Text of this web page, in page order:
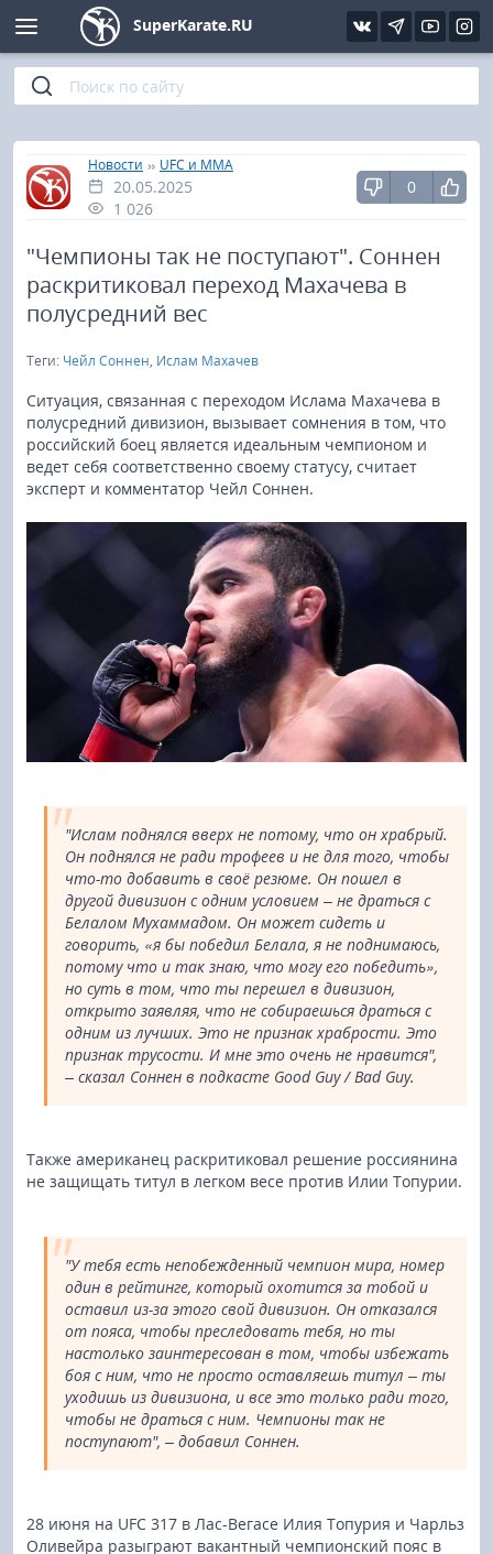
SuperKarate.RU
Главная
»
Новости » UFC и MMA
20.05.2025
1 026
0
"Чемпионы так не поступают". Соннен
раскритиковал переход Махачева в
полусредний вес
Теги: Чейл Соннен, Ислам Махачев
Ситуация, связанная с переходом Ислама Махачева в
полусредний дивизион, вызывает сомнения в том, что
российский боец является идеальным чемпионом и
ведет себя соответственно своему статусу, считает
эксперт и комментатор Чейл Соннен.
"Ислам поднялся вверх не потому, что он храбрый.
Он поднялся не ради трофеев и не для того, чтобы
что-то добавить в своё резюме. Он пошел в
другой дивизион с одним условием – не драться с
Белалом Мухаммадом. Он может сидеть и
говорить, «я бы победил Белала, я не поднимаюсь,
потому что и так знаю, что могу его победить»,
но суть в том, что ты перешел в дивизион,
открыто заявляя, что не собираешься драться с
одним из лучших. Это не признак храбрости. Это
признак трусости. И мне это очень не нравится",
– сказал Соннен в подкасте Good Guy / Bad Guy.
Также американец раскритиковал решение россиянина
не защищать титул в легком весе против Илии Топурии.
"У тебя есть непобежденный чемпион мира, номер
один в рейтинге, который охотится за тобой и
оставил из-за этого свой дивизион. Он отказался
от пояса, чтобы преследовать тебя, но ты
настолько заинтересован в том, чтобы избежать
боя с ним, что не просто оставляешь титул – ты
уходишь из дивизиона, и все это только ради того,
чтобы не драться с ним. Чемпионы так не
поступают", – добавил Соннен.
28 июня на UFC 317 в Лас-Вегасе Илия Топурия и Чарльз
Оливейра разыграют вакантный чемпионский пояс в
Киокушинкай
Кёкусин (IFK)
Шинкиокушинкай
Кекусин-кан
Кикбоксинг и K-1
Бокс
UFC и MMA
Муай тай
Фото
Видео
Интервью
Статьи
Уроки каратэ
Файлы
Библиотека